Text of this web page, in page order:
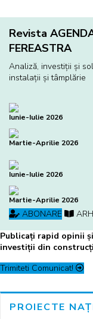
Revista
FEREASTRA
Analiză, investiţii și
instalaţii și tâmplărie
Iunie-Iulie 2026
Martie-Aprilie 2026
Iunie-Iulie 2026
Martie-Aprilie 2026
ABONARE
Publicați rapid opinii
investiții din
Trimiteti Comunicat!
PROIECTE